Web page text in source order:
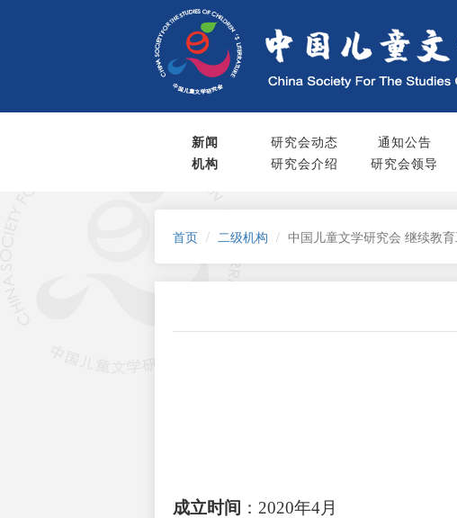
新闻 研究会动态 通知公告
机构
研究会介绍 研究会领导
首页 二级机构 中国儿童文学研究会 继续教
成立时间 ： 2020年4月